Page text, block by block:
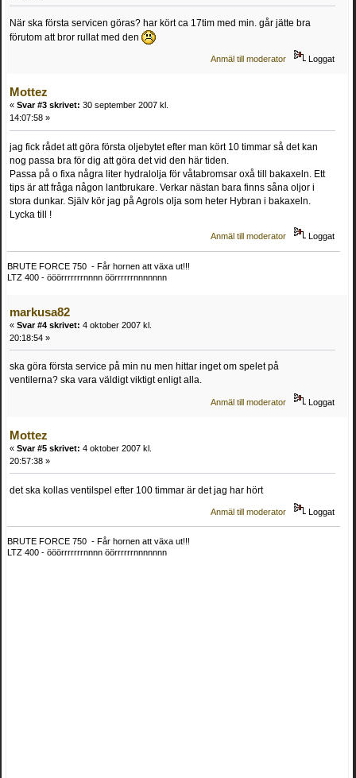
När ska första servicen göras? har kört ca 17tim med min. går jätte bra
förutom att bror rullat med den
Anmäl till moderator Loggat
Mottez
« Svar #3 skrivet: 30 september 2007 kl.
14:07:58 »
jag fick rådet att göra första oljebytet efter man kört 10 timmar så det kan
nog passa bra för dig att göra det vid den här tiden.
Passa på o fixa några liter hydralolja för våtabromsar oxå till bakaxeln. Ett
tips är att fråga någon lantbrukare. Verkar nästan bara finns såna oljor i
stora dunkar. Själv kör jag på Agrols olja som heter Hybran i bakaxeln.
Lycka till !
Anmäl till moderator Loggat
BRUTE FORCE 750 - Får hornen att växa ut!!!
LTZ 400 - ööörrrrrrrnnnn öörrrrrrnnnnnnn
markusa82
« Svar #4 skrivet: 4 oktober 2007 kl.
20:18:54 »
ska göra första service på min nu men hittar inget om spelet på
ventilerna? ska vara väldigt viktigt enligt alla.
Anmäl till moderator Loggat
Mottez
« Svar #5 skrivet: 4 oktober 2007 kl.
20:57:38 »
det ska kollas ventilspel efter 100 timmar är det jag har hört
Anmäl till moderator Loggat
BRUTE FORCE 750 - Får hornen att växa ut!!!
LTZ 400 - ööörrrrrrrnnnn öörrrrrrnnnnnnn